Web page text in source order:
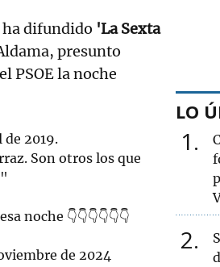
ha difundido 'La Sexta
presunto
PSOE la noche
2019.
Son otros los que
noche 👇👇👇👇👇👇
de 2024
LO
1
2